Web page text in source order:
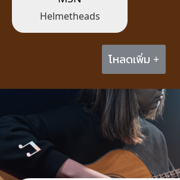
Helmetheads
โหลดเพิ่ม +